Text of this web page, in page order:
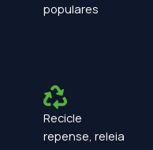
populares
Recicle
repense, releia